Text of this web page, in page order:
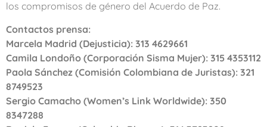
los compromisos de género del Acuerdo de Paz.
Contactos prensa:
Marcela Madrid (Dejusticia): 313 4629661
Camila Londoño (Corporación Sisma Mujer): 315 4353112
Paola Sánchez (Comisión Colombiana de Juristas): 321
8749523
Sergio Camacho (Women’s Link Worldwide): 350
8347288